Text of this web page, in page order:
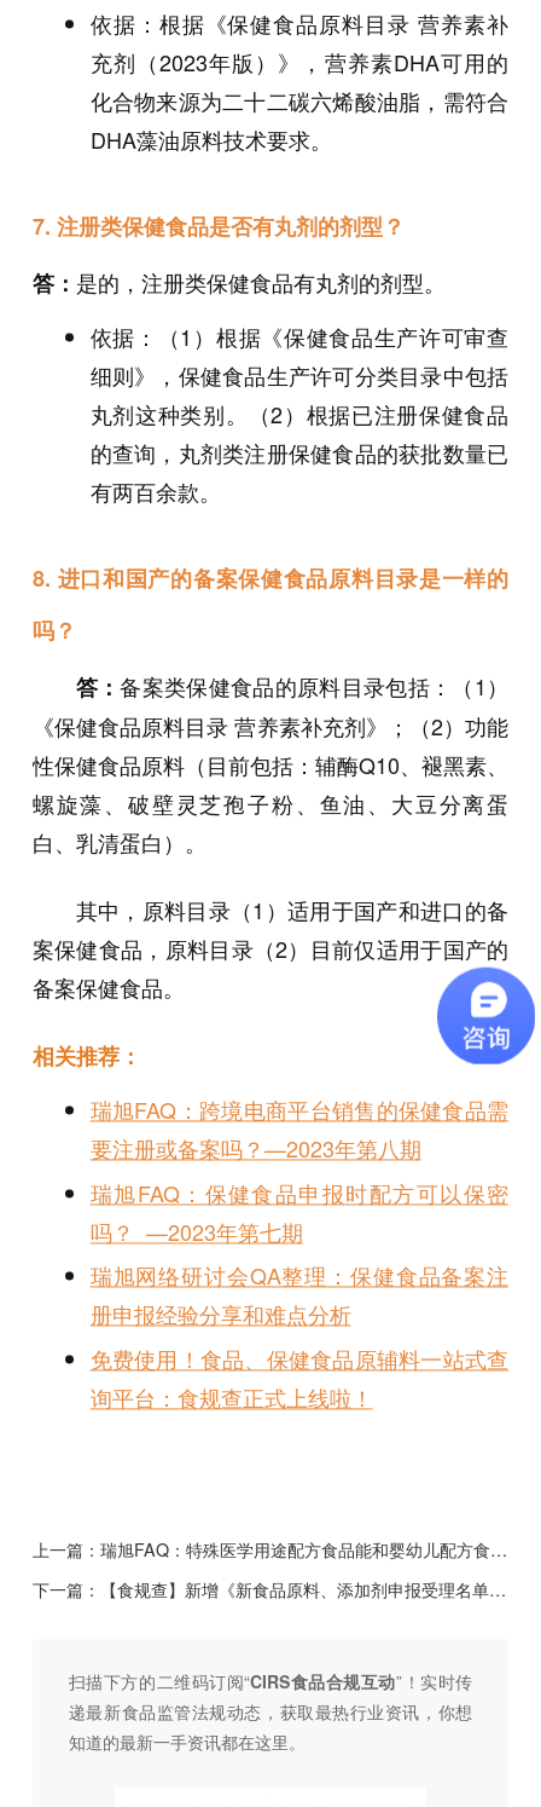
依据：根据《保健食品原料目录 营养素补
充剂（2023年版）》，营养素DHA可用的
化合物来源为二十二碳六烯酸油脂，需符合
DHA藻油原料技术要求。
7. 注册类保健食品是否有丸剂的剂型？
答： 是的，注册类保健食品有丸剂的剂型。
依据：（1）根据《保健食品生产许可审查
细则》，保健食品生产许可分类目录中包括
丸剂这种类别。（2）根据已注册保健食品
的查询，丸剂类注册保健食品的获批数量已
有两百余款。
8. 进口和国产的备案保健食品原料目录是一样的
吗？
答：备案类保健食品的原料目录包括：（1）
《保健食品原料目录 营养素补充剂》；（2）功能
性保健食品原料（目前包括：辅酶Q10、褪黑素、
螺旋藻、破壁灵芝孢子粉、鱼油、大豆分离蛋
白、乳清蛋白）。
其中，原料目录（1）适用于国产和进口的备
案保健食品，原料目录（2）目前仅适用于国产的
备案保健食品。
相关推荐：
瑞旭FAQ：跨境电商平台销售的保健食品需
要注册或备案吗？—2023年第八期
瑞旭FAQ：保健食品申报时配方可以保密
吗？ —2023年第七期
瑞旭网络研讨会QA整理：保健食品备案注
册申报经验分享和难点分析
免费使用！食品、保健食品原辅料一站式查
询平台：食规查正式上线啦！
上一篇： 瑞旭FAQ：特殊医学用途配方食品能和婴幼儿配方食品共线生产吗？——2023年第十期
下一篇：
【食规查】新增《新食品原料、添加剂申报受理名单》，实时掌握HMO、D-阿洛酮糖、NMN等新物质最新申报进展！
扫描下方的二维码订阅“CIRS食品合规互动”！ 实时传
递最新食品监管法规动态，获取最热行业资讯， 你想
知道的最新一手资讯都在这里。